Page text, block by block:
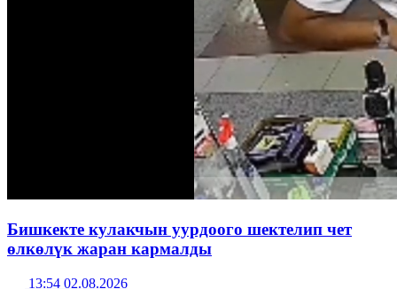
Бишкекте кулакчын уурдоого шектелип чет
өлкөлүк жаран кармалды
13:54 02.08.2026